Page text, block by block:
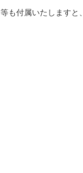
等も付属いたしますと、